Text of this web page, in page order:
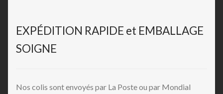
EXPÉDITION RAPIDE et EMBALLAGE
SOIGNE
Nos colis sont envoyés par La Poste ou par Mondial